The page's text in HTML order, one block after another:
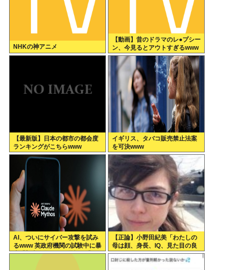
NHKの神アニメ
【動画】昔のドラマのレ●プシー
ン、今見るとアウトすぎるwww
【最新版】日本の都市の都会度
ランキングがこちらwww
イギリス、タバコ販売禁止法案
を可決www
AI、ついにサイバー攻撃を試み
るwww 英政府機関の試験中に暴
走「架空人物になり承認要求」
【正論】小野田紀美「わたしの
母は顔、身長、IQ、見た目の良
さで白人に股を開いた。ジャッ
プオスを選ばなくてわたしの幸